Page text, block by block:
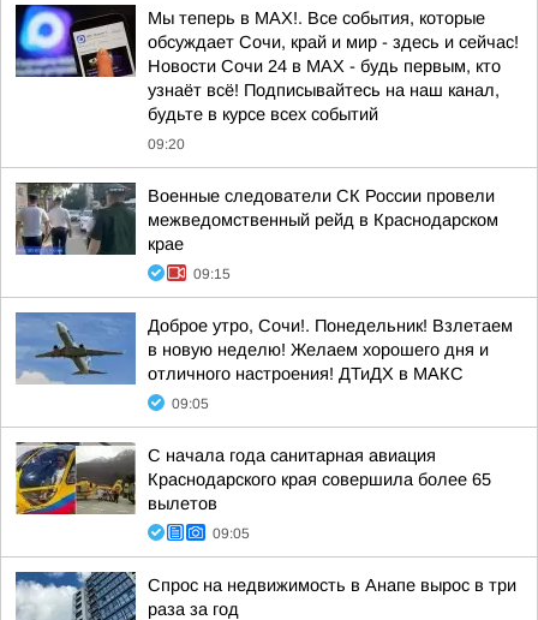
Мы теперь в MAX!. Все события, которые
обсуждает Сочи, край и мир - здесь и сейчас!
Новости Сочи 24 в MAX - будь первым, кто
узнаёт всё! Подписывайтесь на наш канал,
будьте в курсе всех событий
09:20
Военные следователи СК России провели
межведомственный рейд в Краснодарском
крае
09:15
Доброе утро, Сочи!. Понедельник! Взлетаем
в новую неделю! Желаем хорошего дня и
отличного настроения! ДТиДХ в МАКС
09:05
С начала года санитарная авиация
Краснодарского края совершила более 65
вылетов
09:05
Спрос на недвижимость в Анапе вырос в три
раза за год